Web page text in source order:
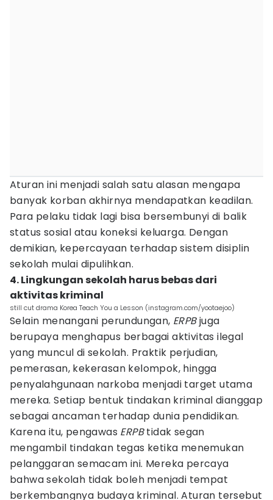
Aturan ini menjadi salah satu alasan mengapa
banyak korban akhirnya mendapatkan keadilan.
Para pelaku tidak lagi bisa bersembunyi di balik
status sosial atau koneksi keluarga. Dengan
demikian, kepercayaan terhadap sistem disiplin
sekolah mulai dipulihkan.
4. Lingkungan sekolah harus bebas dari
aktivitas kriminal
still cut drama Korea Teach You a Lesson (instagram.com/yootaejoo)
Selain menangani perundungan, ERPBjuga
berupaya menghapus berbagai aktivitas ilegal
yang muncul di sekolah. Praktik perjudian,
pemerasan, kekerasan kelompok, hingga
penyalahgunaan narkoba menjadi target utama
mereka. Setiap bentuk tindakan kriminal dianggap
sebagai ancaman terhadap dunia pendidikan.
Karena itu, pengawas ERPBtidak segan
mengambil tindakan tegas ketika menemukan
pelanggaran semacam ini. Mereka percaya
bahwa sekolah tidak boleh menjadi tempat
berkembangnya budaya kriminal. Aturan tersebut